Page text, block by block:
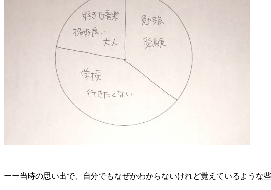
ーー当時の思い出で、自分でもなぜかわからないけれど覚えているような